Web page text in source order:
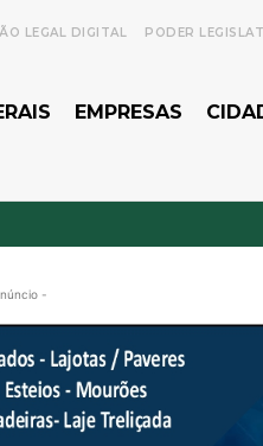
LEGAL DIGITAL PODER
EMPRESAS
-